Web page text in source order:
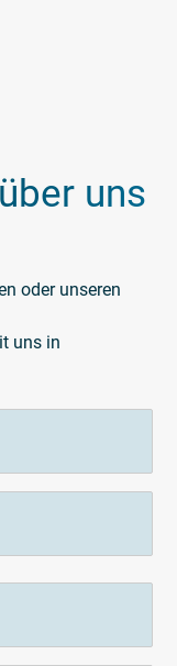
uns
oder unseren
uns in